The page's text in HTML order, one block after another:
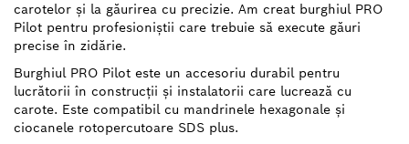
carotelor și la găurirea cu precizie. Am creat burghiul PRO
Pilot pentru profesioniștii care trebuie să execute găuri
precise în zidărie.
Burghiul PRO Pilot este un accesoriu durabil pentru
lucrătorii în construcții și instalatorii care lucrează cu
carote. Este compatibil cu mandrinele hexagonale și
ciocanele rotopercutoare SDS plus.